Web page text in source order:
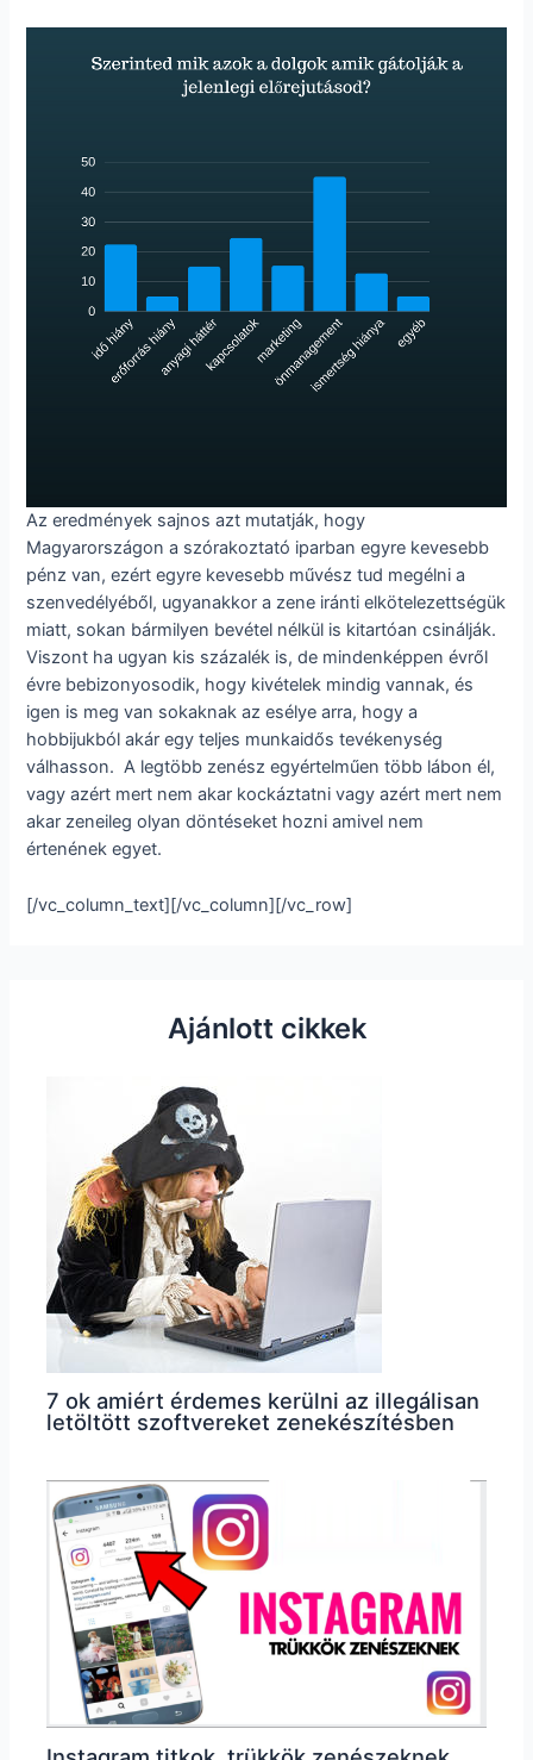
Az eredmények sajnos azt mutatják, hogy
Magyarországon a szórakoztató iparban egyre kevesebb
pénz van, ezért egyre kevesebb művész tud megélni a
szenvedélyéből, ugyanakkor a zene iránti elkötelezettségük
miatt, sokan bármilyen bevétel nélkül is kitartóan csinálják.
Viszont ha ugyan kis százalék is, de mindenképpen évről
évre bebizonyosodik, hogy kivételek mindig vannak, és
igen is meg van sokaknak az esélye arra, hogy a
hobbijukból akár egy teljes munkaidős tevékenység
válhasson. A legtöbb zenész egyértelműen több lábon él,
vagy azért mert nem akar kockáztatni vagy azért mert nem
akar zeneileg olyan döntéseket hozni amivel nem
értenének egyet.
[/vc_column_text][/vc_column][/vc_row]
Ajánlott cikkek
7 ok amiért érdemes kerülni az illegálisan
letöltött szoftvereket zenekészítésben